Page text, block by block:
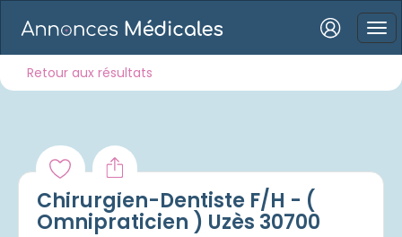
Mot de passe oublié ?
Connexion
Retour aux résultats
Chirurgien-Dentiste F/H - (
Omnipraticien ) Uzès 30700